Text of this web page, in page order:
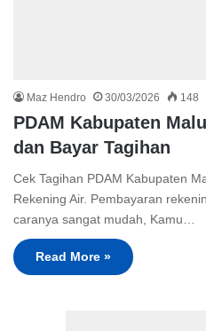
Maz Hendro 30/03/2026 148
PDAM Kabupaten
dan Bayar Tagihan
Cek Tagihan PDAM Kabupaten
Rekening Air. Pembayaran
caranya sangat mudah, Kamu…
Read More »